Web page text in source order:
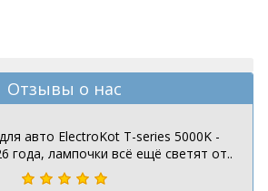
Отзывы о нас
авто ElectroKot T-series 5000K -
года, лампочки всё ещё светят от..